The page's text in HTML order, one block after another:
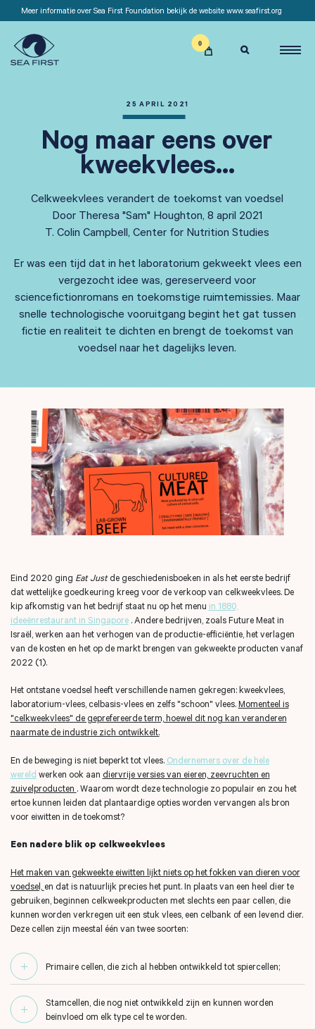
Meer informatie over Sea First Foundation bekijk de website www.seafirst.org

25 APRIL 2021
Nog maar eens over
kweekvlees…
Celkweekvlees verandert de toekomst van voedsel
Door Theresa "Sam" Houghton, 8 april 2021
T. Colin Campbell, Center for Nutrition Studies
Er was een tijd dat in het laboratorium gekweekt vlees een
vergezocht idee was, gereserveerd voor
sciencefictionromans en toekomstige ruimtemissies. Maar
snelle technologische vooruitgang begint het gat tussen
fictie en realiteit te dichten en brengt de toekomst van
voedsel naar het dagelijks leven.
Eind 2020 ging Eat Justde geschiedenisboeken in als het eerste bedrijf
dat wettelijke goedkeuring kreeg voor de verkoop van celkweekvlees. De
kip afkomstig van het bedrijf staat nu op het menu in 1880,
ideeënrestaurant in Singapore. Andere bedrijven, zoals Future Meat in
Israël, werken aan het verhogen van de productie-efficiëntie, het verlagen
van de kosten en het op de markt brengen van gekweekte producten vanaf
2022 (1).
Het ontstane voedsel heeft verschillende namen gekregen: kweekvlees,
laboratorium-vlees, celbasis-vlees en zelfs "schoon" vlees.Momenteel is
"celkweekvlees" de geprefereerde term, hoewel dit nog kan veranderen
naarmate de industrie zich ontwikkelt.
En de beweging is niet beperkt tot vlees. Ondernemers over de hele
wereld werken ook aan diervrije versies van eieren, zeevruchten en
zuivelproducten . Waarom wordt deze technologie zo populair en zou het
ertoe kunnen leiden dat plantaardige opties worden vervangen als bron
voor eiwitten in de toekomst?
Een nadere blik op celkweekvlees
Het maken van gekweekte eiwitten lijkt niets op het fokken van dieren voor
voedsel, en dat is natuurlijk precies het punt. In plaats van een heel dier te
gebruiken, beginnen celkweekproducten met slechts een paar cellen, die
kunnen worden verkregen uit een stuk vlees, een celbank of een levend dier.
Deze cellen zijn meestal één van twee soorten:
Primaire cellen, die zich al hebben ontwikkeld tot spiercellen;
Stamcellen, die nog niet ontwikkeld zijn en kunnen worden
beïnvloed om elk type cel te worden.